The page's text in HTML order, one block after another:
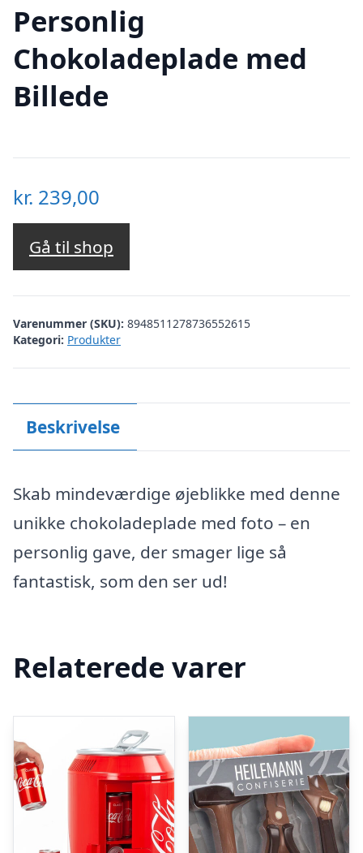
Personlig
Chokoladeplade med
Billede
kr. 239,00
Gå til shop
Varenummer (SKU): 8948511278736552615
Kategori: Produkter
Beskrivelse
Skab mindeværdige øjeblikke med denne
unikke chokoladeplade med foto – en
personlig gave, der smager lige så
fantastisk, som den ser ud!
Relaterede varer